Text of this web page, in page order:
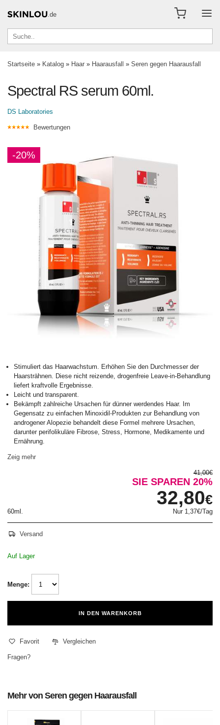
.de
Startseite » Katalog » Haar » Haarausfall » Seren gegen Haarausfall
Spectral RS serum 60ml.
DS Laboratories
Bewertungen
-20%
Stimuliert das Haarwachstum. Erhöhen Sie den Durchmesser der
Haarsträhnen. Diese nicht reizende, drogenfreie Leave-in-Behandlung
liefert kraftvolle Ergebnisse.
Leicht und transparent.
Bekämpft zahlreiche Ursachen für dünner werdendes Haar. Im
Gegensatz zu einfachen Minoxidil-Produkten zur Behandlung von
androgener Alopezie behandelt diese Formel mehrere Ursachen,
darunter perifolikuläre Fibrose, Stress, Hormone, Medikamente und
Ernährung.
Zeig mehr
41,00€
SIE SPAREN 20%
60ml.
32,80€
Nur 1,37€/Tag
Versand
Auf Lager
Menge:
IN DEN WARENKORB
Favorit Vergleichen
Fragen?
Mehr von Seren gegen Haarausfall